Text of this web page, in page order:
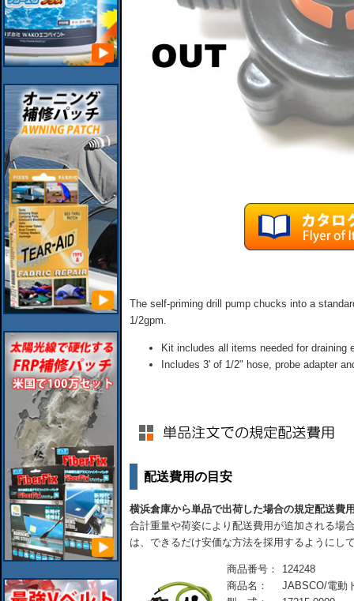
The self-priming drill pump chucks into a
1/2gpm.
Kit includes all items needed for draining
Includes 3' of 1/2" hose, probe adapter
配送費用の目安
横浜倉庫から単品で出荷した場合の規定配送費
合計重量や荷姿により配送費用が追加される場
は、できるだけ安価な方法を採用するようにし
商品番号：
124248
商品名：
JABSCO/電動